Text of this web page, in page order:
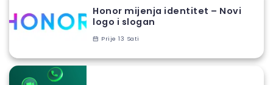
Honor mijenja identitet – Novi
logo i slogan
Prije 13 Sati